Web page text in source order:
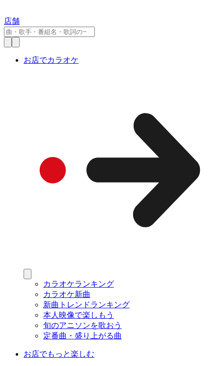
店舗
お店でカラオケ
カラオケランキング
カラオケ新曲
新曲トレンドランキング
本人映像で楽しもう
旬のアニソンを歌おう
定番曲・盛り上がる曲
お店でもっと楽しむ